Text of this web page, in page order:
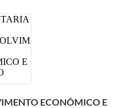
ECONÔMICO E